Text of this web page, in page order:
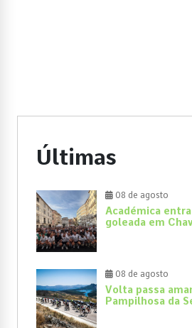
Últimas
08 de agosto
Académica
goleada em
08 de agosto
Volta passa
Pampilhosa da